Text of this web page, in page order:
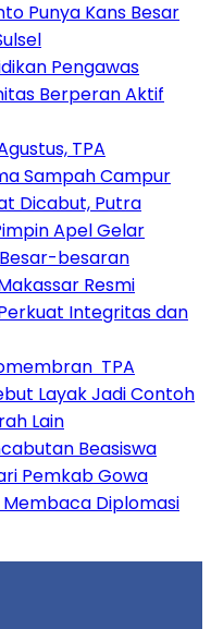
Punya Kans Besar
Pengawas
Berperan Aktif
TPA
Sampah Campur
Dicabut, Putra
Apel Gelar
besaran
Resmi
Integritas dan
TPA
Layak Jadi Contoh
Lain
Beasiswa
Pemkab Gowa
Diplomasi